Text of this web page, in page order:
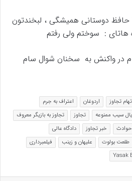
حافظ دوستانی همیشگی ، لبخندتون
هاتای : سوختم ولی رفتم
در واکنش به سخنان شوال سام
تجاوز اردوغان
اعتراف به جرم
سیب ممنوعه تجاوز
تجاوز به بازیگر معروف
حوادث خبر تجاوز
دادگاه عالی
طلعت بولوت علیهان و زینب
فیلمبرداری